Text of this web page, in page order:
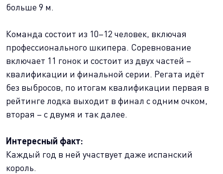
больше 9 м.
Команда состоит из 10–12 человек, включая
профессионального шкипера. Соревнование
включает 11 гонок и состоит из двух частей –
квалификации и финальной серии. Регата идёт
без выбросов, по итогам квалификации первая в
рейтинге лодка выходит в финал с одним очком,
вторая – с двумя и так далее.
Интересный факт:
Каждый год в ней участвует даже испанский
король.